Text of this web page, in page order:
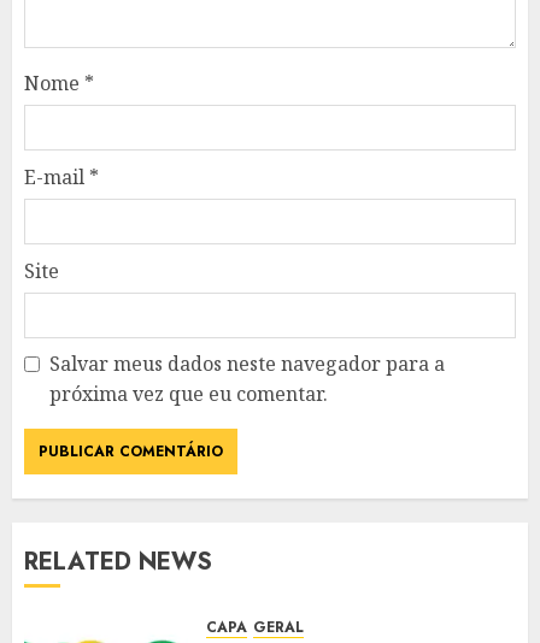
Nome *
E-mail *
Site
Salvar meus dados neste navegador para a
próxima vez que eu comentar.
RELATED NEWS
CAPA GERAL